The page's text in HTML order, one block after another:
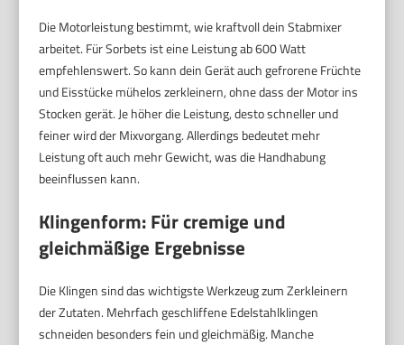
Die Motorleistung bestimmt, wie kraftvoll dein Stabmixer
arbeitet. Für Sorbets ist eine Leistung ab 600 Watt
empfehlenswert. So kann dein Gerät auch gefrorene Früchte
und Eisstücke mühelos zerkleinern, ohne dass der Motor ins
Stocken gerät. Je höher die Leistung, desto schneller und
feiner wird der Mixvorgang. Allerdings bedeutet mehr
Leistung oft auch mehr Gewicht, was die Handhabung
beeinflussen kann.
Klingenform: Für cremige und
gleichmäßige Ergebnisse
Die Klingen sind das wichtigste Werkzeug zum Zerkleinern
der Zutaten. Mehrfach geschliffene Edelstahlklingen
schneiden besonders fein und gleichmäßig. Manche